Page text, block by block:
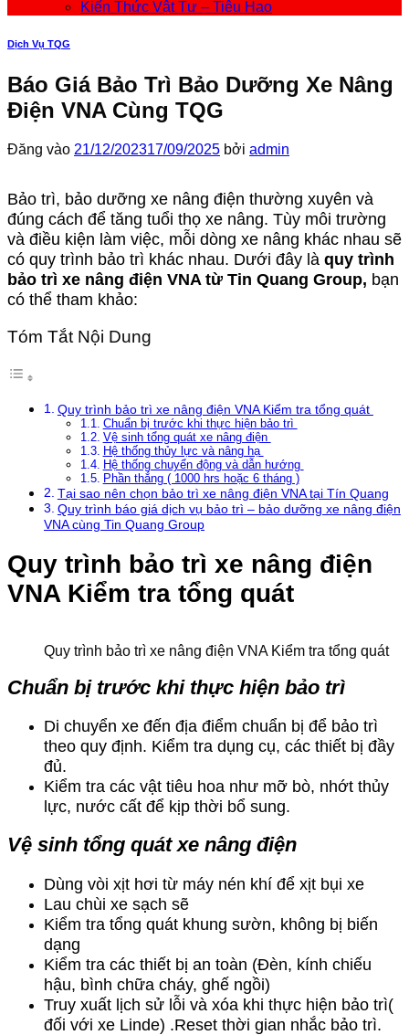
Kiến Thức Vật Tư – Tiêu Hao
Dịch Vụ TQG
Báo Giá Bảo Trì Bảo Dưỡng Xe Nâng
Điện VNA Cùng TQG
Đăng vào 21/12/202317/09/2025 bởi admin
Bảo trì, bảo dưỡng xe nâng điện thường xuyên và
đúng cách để tăng tuổi thọ xe nâng. Tùy môi trường
và điều kiện làm việc, mỗi dòng xe nâng khác nhau sẽ
có quy trình bảo trì khác nhau. Dưới đây là quy trình
bảo trì xe nâng điện VNA từ Tin Quang Group, bạn
có thể tham khảo:
Tóm Tắt Nội Dung
Quy trình bảo trì xe nâng điện VNA Kiểm tra tổng quát
Chuẩn bị trước khi thực hiện bảo trì
Vệ sinh tổng quát xe nâng điện
Hệ thống thủy lực và nâng hạ
Hệ thống chuyển động và dẫn hướng
Phần thắng ( 1000 hrs hoặc 6 tháng )
Tại sao nên chọn bảo trì xe nâng điện VNA tại Tín Quang
Quy trình báo giá dịch vụ bảo trì – bảo dưỡng xe nâng điện
VNA cùng Tin Quang Group
Quy trình bảo trì xe nâng điện
VNA Kiểm tra tổng quát
Quy trình bảo trì xe nâng điện VNA Kiểm tra tổng quát
Chuẩn bị trước khi thực hiện bảo trì
Di chuyển xe đến địa điểm chuẩn bị để bảo trì
theo quy định. Kiểm tra dụng cụ, các thiết bị đầy
đủ.
Kiểm tra các vật tiêu hoa như mỡ bò, nhớt thủy
lực, nước cất để kịp thời bổ sung.
Vệ sinh tổng quát xe nâng điện
Dùng vòi xịt hơi từ máy nén khí để xịt bụi xe
Lau chùi xe sạch sẽ
Kiểm tra tổng quát khung sườn, không bị biến
dạng
Kiểm tra các thiết bị an toàn (Đèn, kính chiếu
hậu, bình chữa cháy, ghế ngồi)
Truy xuất lịch sử lỗi và xóa khi thực hiện bảo trì(
đối với xe Linde) .Reset thời gian nhắc bảo trì.